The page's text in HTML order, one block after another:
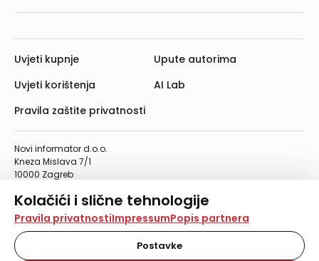
Kolačići i slične tehnologije
Na našoj web stranici koristimo kolačiće i slične
tehnologije za pohranu, čitanje i obradu informacija na
vašem uređaju. Time poboljšavamo korisničko iskustvo,
analiziramo promet na stranici te prikazujemo sadržaje i
Pravila privatnostiImpressumPopis partnera
Postavke
Novi informator d.o.o.
Kneza Mislava 7/1
10000 Zagreb
Telefaks: 01/4612-553
info@informator.hr
PRATITE NAS:
Uvjeti kupnje
Uvjeti korištenja
Pravila zaštite privatnosti
Upute autorima
AI Lab